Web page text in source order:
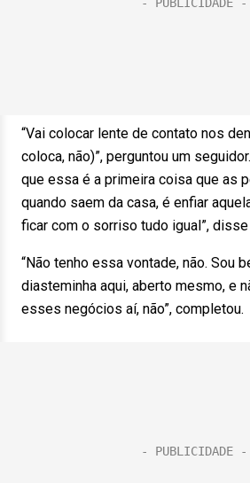
“Vai colocar lente de contato nos
coloca, não)”, perguntou um
que essa é a primeira coisa que as
quando saem da casa, é enfiar
ficar com o sorriso tudo igual”, disse
“Não tenho essa vontade, não. Sou
diasteminha aqui, aberto mesmo, e
esses negócios aí, não”, completou.